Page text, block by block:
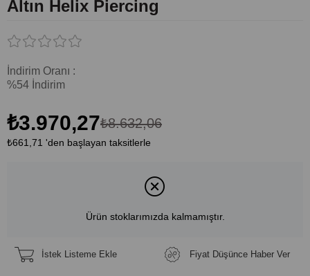
Altın Helix Piercing
İndirim Oranı :
%54 İndirim
₺8.632,06
₺3.970,27
₺661,71 'den başlayan taksitlerle
Ürün stoklarımızda kalmamıştır.
İstek Listeme Ekle Fiyat Düşünce Haber Ver